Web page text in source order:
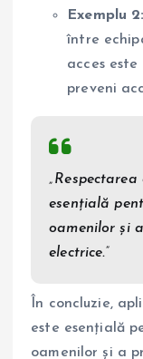
Exemplu 2:
între
acces
preveni
esențială
oamenilor și
electrice.”
În concluzie,
este esențială
oamenilor și a